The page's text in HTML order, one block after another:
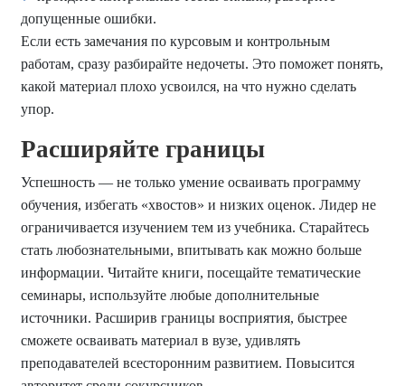
допущенные ошибки.
Если есть замечания по курсовым и контрольным
работам, сразу разбирайте недочеты. Это поможет понять,
какой материал плохо усвоился, на что нужно сделать
упор.
Расширяйте границы
Успешность — не только умение осваивать программу
обучения, избегать «хвостов» и низких оценок. Лидер не
ограничивается изучением тем из учебника. Старайтесь
стать любознательными, впитывать как можно больше
информации. Читайте книги, посещайте тематические
семинары, используйте любые дополнительные
источники. Расширив границы восприятия, быстрее
сможете осваивать материал в вузе, удивлять
преподавателей всесторонним развитием. Повысится